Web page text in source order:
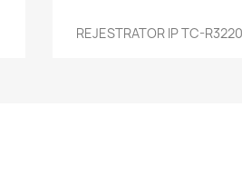
Szybki podgląd
REJESTRATOR IP TC-